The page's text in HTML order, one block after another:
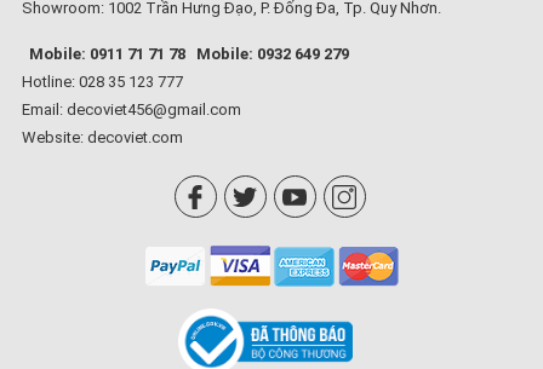
Showroom: 1002 Trần Hưng Đạo, P. Đống Đa, Tp. Quy Nhơn.
Mobile: 0911 71 71 78
Mobile: 0932 649 279
Hotline: 028 35 123 777
Email: decoviet456@gmail.com
Website: decoviet.com